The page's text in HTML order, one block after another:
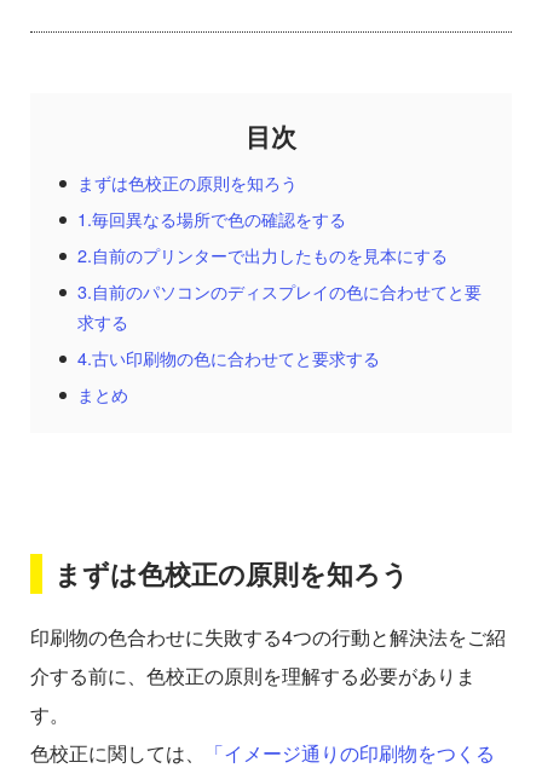
まずは色校正の原則を知ろう
1.毎回異なる場所で色の確認をする
2.自前のプリンターで出力したものを見本にする
3.自前のパソコンのディスプレイの色に合わせてと要
求する
4.古い印刷物の色に合わせてと要求する
まとめ
まずは色校正の原則を知ろう
印刷物の色合わせに失敗する4つの行動と解決法をご紹
介する前に、色校正の原則を理解する必要がありま
す。
色校正に関しては、
「イメージ通りの印刷物をつくる